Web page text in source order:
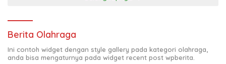
Berita Olahraga
Ini contoh widget dengan style gallery pada kategori olahraga,
anda bisa mengaturnya pada widget recent post wpberita.